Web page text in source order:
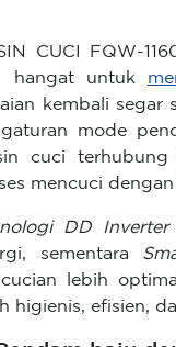
CUCI FQW-
hangat untuk
kembali segar
mode
cuci
mencuci
DD Inverter
sementara
lebih
higienis, efisien,